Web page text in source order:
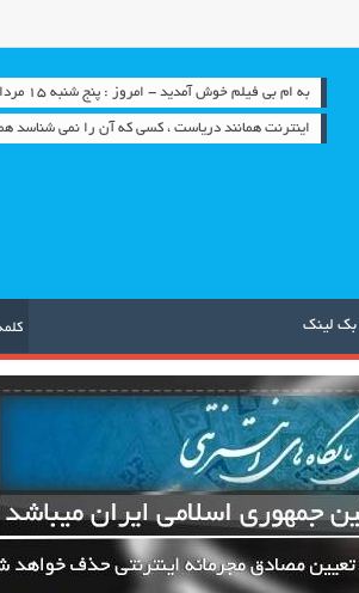
به ام بی فیلم خوش آمدید - امروز : پنج شنبه ۱۵ مرداد ۱۴۰۵
اینترنت همانند دریاست ، کسی که آن را نمی شناسد
بک لینک